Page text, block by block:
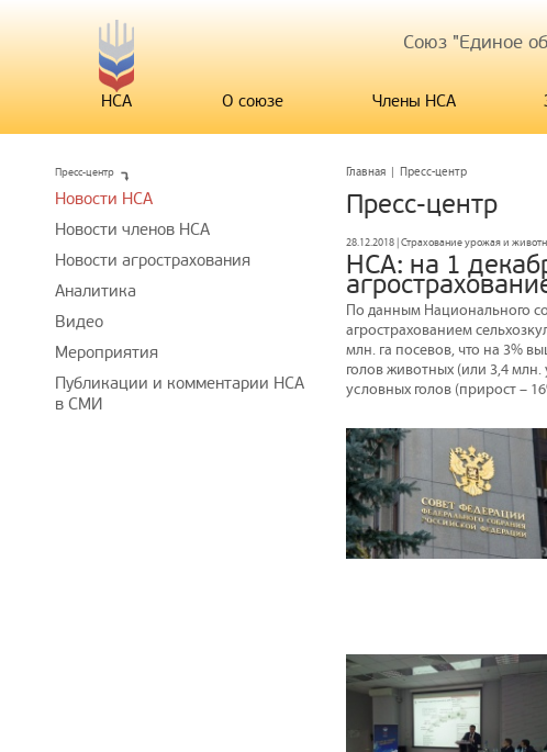
Союз "Единое
НСА О союзе Члены НСА
Главная | Пресс-центр
Пресс-центр
28.12.2018 | Страхование урожая и
НСА: на 1
По данным Национального
агрострахованием
млн. га посевов, что на 3%
голов животных (или 3,4 млн.
условных голов (прирост –
Пресс-центр
Новости НСА
Новости членов НСА
Новости агрострахования
Аналитика
Видео
Мероприятия
Публикации и комментарии НСА
в СМИ